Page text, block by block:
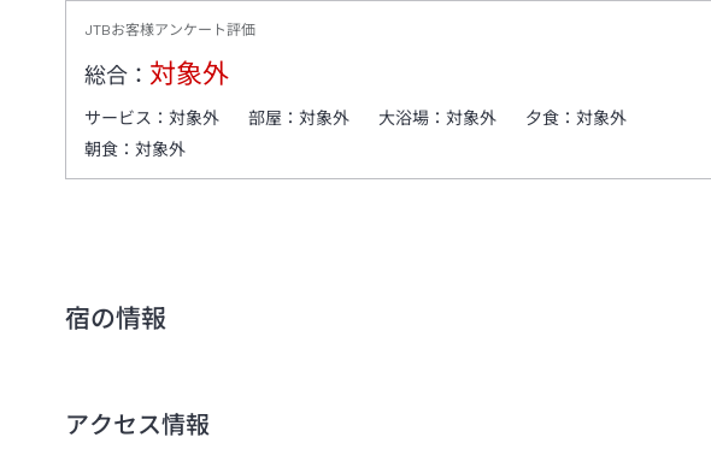
JTBお客様アンケート評価
総合： 対象外
サービス： 対象外 部屋： 対象外 大浴場： 対象外 夕食： 対象外
朝食： 対象外
宿の情報
アクセス情報